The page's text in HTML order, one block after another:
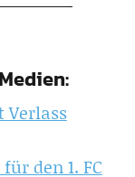
Verlass
den 1. FC